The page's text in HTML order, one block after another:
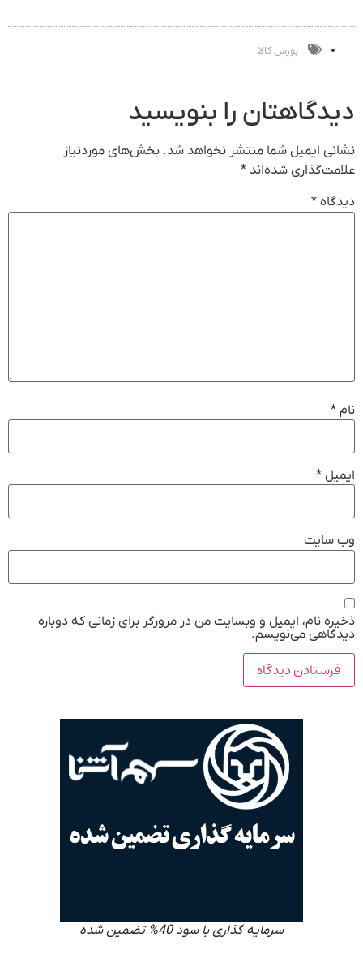
با تخفیف ویژه
ثبت کن
تخفیف ویژه)
پاییزی
بورس کالا
دیدگاهتان را بنویسید
نشانی ایمیل شما منتشر نخواهد شد. بخش‌های موردنیاز
علامت‌گذاری شده‌اند *
دیدگاه *
نام *
ایمیل *
وب‌ سایت
ذخیره نام، ایمیل و وبسایت من در مرورگر برای زمانی که دوباره
دیدگاهی می‌نویسم.
سرمایه گذاری با سود 40% تضمین شده